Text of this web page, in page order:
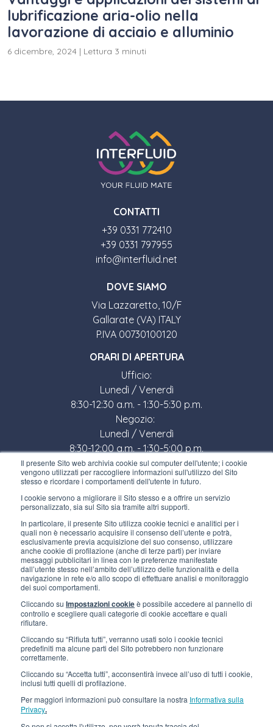
Il presente Sito web archivia cookie sul computer dell'utente; i cookie
vengono utilizzati per raccogliere informazioni sull'utilizzo del Sito
stesso e ricordare i comportamenti dell'utente in futuro.
I cookie servono a migliorare il Sito stesso e a offrire un servizio
personalizzato, sia sul Sito sia tramite altri supporti.
In particolare, il presente Sito utilizza cookie tecnici e analitici per i
quali non è necessario acquisire il consenso dell’utente e potrà,
esclusivamente previa acquisizione del suo consenso, utilizzare
anche cookie di profilazione (anche di terze parti) per inviare
messaggi pubblicitari in linea con le preferenze manifestate
dall’utente stesso nell’ambito dell’utilizzo delle funzionalità e della
navigazione in rete e/o allo scopo di effettuare analisi e monitoraggio
dei suoi comportamenti.
Cliccando su Impostazioni cookieè possibile accedere al pannello di
controllo e scegliere quali categorie di cookie accettare e quali
rifiutare.
Cliccando su “Rifiuta tutti”, verranno usati solo i cookie tecnici
predefiniti ma alcune parti del Sito potrebbero non funzionare
correttamente.
Cliccando su “Accetta tutti”, acconsentirà invece all’uso di tutti i cookie,
inclusi tutti quelli di profilazione.
Per maggiori informazioni può consultare la nostra Informativa sulla
Privacy.
lubrificazione aria-olio nella
lavorazione di acciaio e alluminio
6 dicembre, 2024 | Lettura 3 minuti
CONTATTI
+39 0331 772410
+39 0331 797955
info@interfluid.net
DOVE SIAMO
Via Lazzaretto, 10/F
Gallarate (VA) ITALY
P.IVA 00730100120
ORARI DI APERTURA
Ufficio:
Lunedì / Venerdì
8:30-12:30 a.m. - 1:30-5:30 p.m.
Negozio:
Lunedì / Venerdì
8:30-12:00 a.m. - 1:30-5:00 p.m.
LINK UTILI
Iscriviti alla newsletter
Lavora con noi
Gli imballi di Interfluid
Progetto di trasformazione digitale